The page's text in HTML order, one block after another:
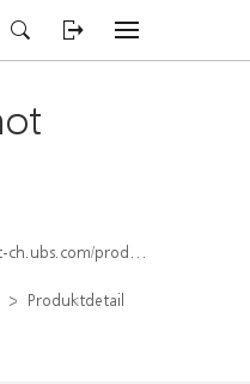
detail/index/isin/CH1562165121
Produktdetail